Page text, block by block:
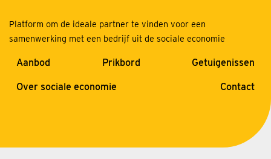
Platform om de ideale partner te vinden voor een
samenwerking met een bedrijf uit de sociale economie
Aanbod Prikbord Getuigenissen
Over sociale economie Contact